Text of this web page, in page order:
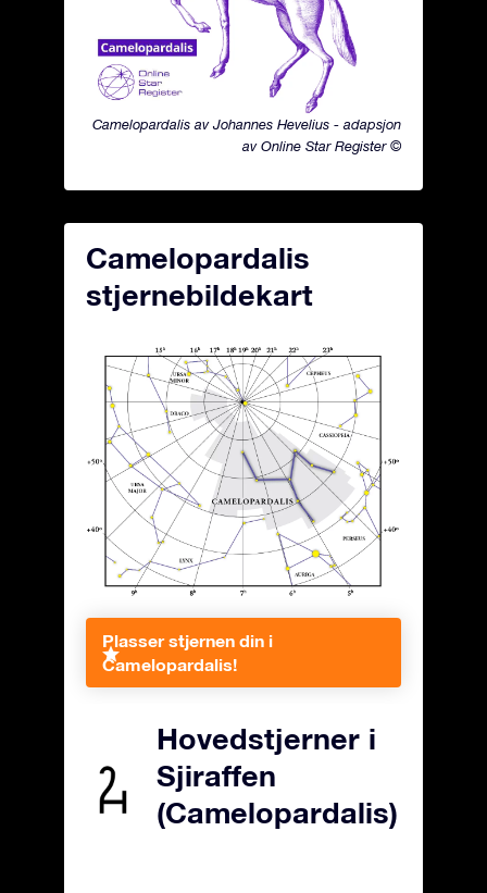
Camelopardalis av Johannes Hevelius - adapsjon
av Online Star Register ©
Camelopardalis
stjernebildekart
Plasser stjernen din i
Camelopardalis!
Hovedstjerner i
Sjiraffen
(Camelopardalis)